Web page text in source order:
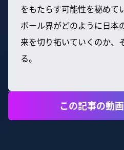
をもたらす可能性を秘めて
ボール界がどのように日本
来を切り拓いていくのか、
る。
この記事の動